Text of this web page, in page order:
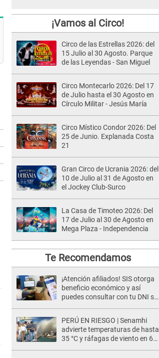
¡Vamos al Circo!
Circo de las Estrellas 2026: del
15 Julio al 30 Agosto. Parque
de las Leyendas - San Miguel
Circo Montecarlo 2026: Del 17
de Julio hasta el 30 Agosto en
Círculo Militar - Jesús María
Circo Místico Condor 2026: Del
25 de Junio. Explanada Costa
21
Gran Circo de Ucrania 2026: del
10 de Julio al 31 de Agosto en
el Jockey Club-Surco
La Casa de Timoteo 2026: Del
17 de Julio al 30 de Agosto en
Mega Plaza - Independencia
Te Recomendamos
¡Atención afiliados! SIS otorga
beneficio económico y así
puedes consultar con tu DNI si
PERÚ EN RIESGO | Senamhi
advierte temperaturas de hasta
35 °C y ráfagas de viento en 6